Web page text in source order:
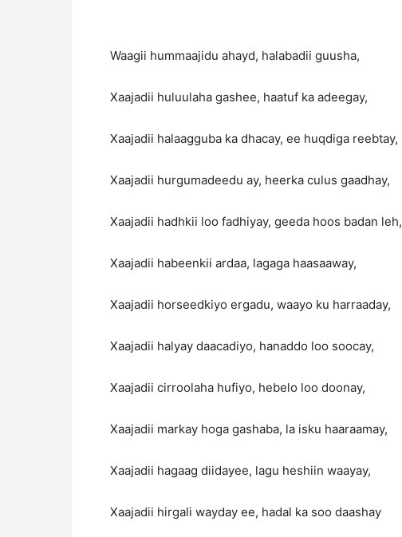
Waagii hummaajidu ahayd, halabadii guusha,
Xaajadii huluulaha gashee, haatuf ka adeegay,
Xaajadii halaagguba ka dhacay, ee huqdiga reebtay,
Xaajadii hurgumadeedu ay, heerka culus gaadhay,
Xaajadii hadhkii loo fadhiyay, geeda hoos badan leh,
Xaajadii habeenkii ardaa, lagaga haasaaway,
Xaajadii horseedkiyo ergadu, waayo ku harraaday,
Xaajadii halyay daacadiyo, hanaddo loo soocay,
Xaajadii cirroolaha hufiyo, hebelo loo doonay,
Xaajadii markay hoga gashaba, la isku haaraamay,
Xaajadii hagaag diidayee, lagu heshiin waayay,
Xaajadii hirgali wayday ee, hadal ka soo daashay